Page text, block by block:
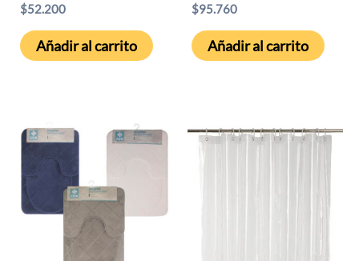
$52.200
Añadir al carrito
$95.760
Añadir al carrito